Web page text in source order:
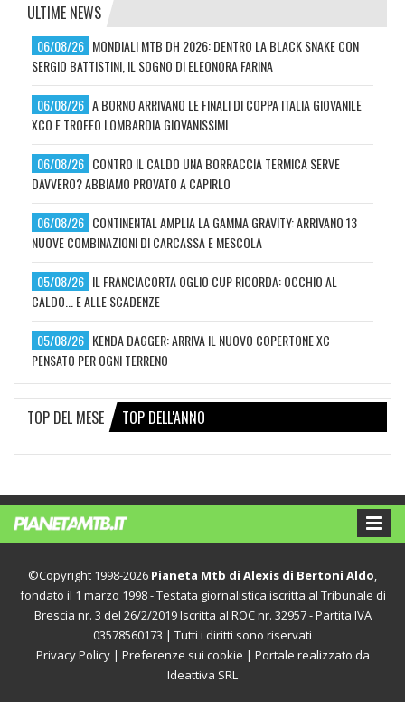
ULTIME NEWS
06/08/26 MONDIALI MTB DH 2026: DENTRO LA BLACK SNAKE CON
SERGIO BATTISTINI, IL SOGNO DI ELEONORA FARINA
06/08/26 A BORNO ARRIVANO LE FINALI DI COPPA ITALIA GIOVANILE
XCO E TROFEO LOMBARDIA GIOVANISSIMI
06/08/26 CONTRO IL CALDO UNA BORRACCIA TERMICA SERVE
DAVVERO? ABBIAMO PROVATO A CAPIRLO
06/08/26 CONTINENTAL AMPLIA LA GAMMA GRAVITY: ARRIVANO 13
NUOVE COMBINAZIONI DI CARCASSA E MESCOLA
05/08/26 IL FRANCIACORTA OGLIO CUP RICORDA: OCCHIO AL
CALDO... E ALLE SCADENZE
05/08/26 KENDA DAGGER: ARRIVA IL NUOVO COPERTONE XC
PENSATO PER OGNI TERRENO
TOP DEL MESE TOP DELL'ANNO
©Copyright 1998-2026 Pianeta Mtb di Alexis di Bertoni Aldo
fondato il 1 marzo 1998 - Testata giornalistica iscritta al Tribunale di
Brescia nr. 3 del 26/2/2019 Iscritta al ROC nr. 32957 - Partita IVA
03578560173 | Tutti i diritti sono riservati
Privacy Policy| Preferenze sui cookie | Portale realizzato da
Ideattiva SRL